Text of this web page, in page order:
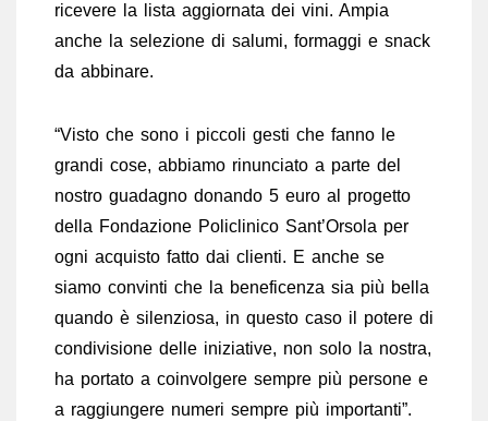
ricevere la lista aggiornata dei vini. Ampia
anche la selezione di salumi, formaggi e snack
da abbinare.
“Visto che sono i piccoli gesti che fanno le
grandi cose, abbiamo rinunciato a parte del
nostro guadagno donando 5 euro al progetto
della Fondazione Policlinico Sant’Orsola per
ogni acquisto fatto dai clienti. E anche se
siamo convinti che la beneficenza sia più bella
quando è silenziosa, in questo caso il potere di
condivisione delle iniziative, non solo la nostra,
ha portato a coinvolgere sempre più persone e
a raggiungere numeri sempre più importanti”.